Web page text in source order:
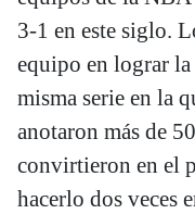
3-1 en este siglo.
equipo en lograr la
misma serie en la
anotaron más de
convirtieron en el
hacerlo dos veces